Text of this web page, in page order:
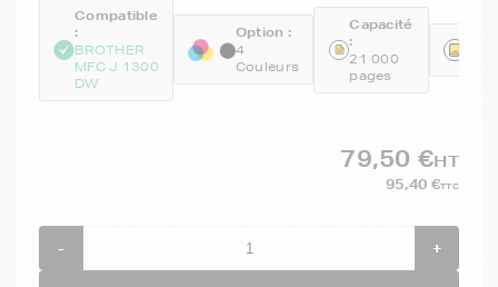
Compatible
:
BROTHER
MFC J 1300
DW
Option :
4
Couleurs
Capacité
:
21 000
pages
79,50 €HT
95,40 €TTC
- +